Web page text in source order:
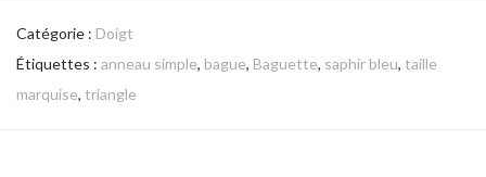
Catégorie : Doigt
Étiquettes : anneau simple, bague, Baguette, saphir bleu, taille
marquise, triangle